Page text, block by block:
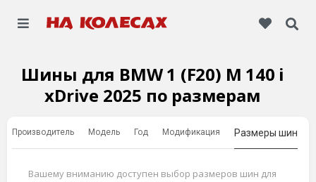
Шины для BMW 1 (F20) M 140 i
xDrive 2025 по размерам
Производитель Модель Год Модификация Размеры шин
Вашему вниманию доступен выбор размеров шин для